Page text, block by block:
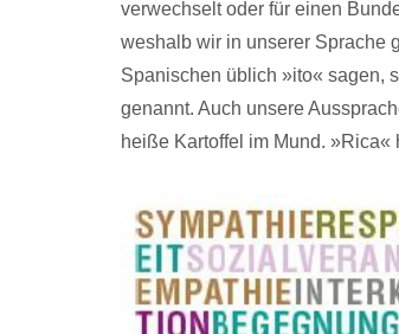
verwechselt oder für einen
weshalb wir in unserer Sprache
Spanischen üblich »ito« sagen,
genannt. Auch unsere
heiße Kartoffel im Mund.